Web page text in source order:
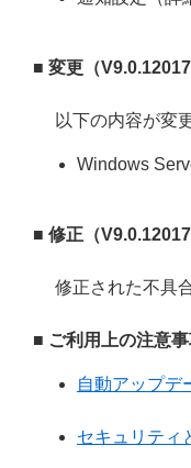
■ 変更（
以下の内容が変
Windows
■ 修正（
修正された不具
■ ご利用上の注意事
自動アップデ
セキュリティ